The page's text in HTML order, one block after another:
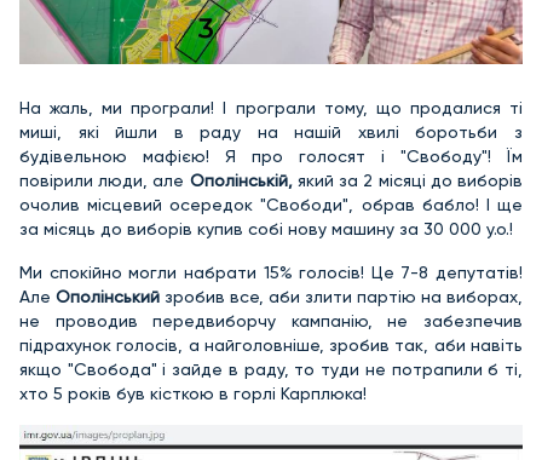
На жаль, ми програли! І програли тому, що продалися ті
миші, які йшли в раду на нашій хвилі боротьби з
будівельною мафією! Я про голосят і "Свободу"! Їм
повірили люди, але Ополінській,який за 2 місяці до виборів
очолив місцевий осередок "Свободи", обрав бабло! І ще
за місяць до виборів купив собі нову машину за 30 000 у.о.!
Ми спокійно могли набрати 15% голосів! Це 7-8 депутатів!
Але Ополінський зробив все, аби злити партію на виборах,
не проводив передвиборчу кампанію, не забезпечив
підрахунок голосів, а найголовніше, зробив так, аби навіть
якщо "Свобода" і зайде в раду, то туди не потрапили б ті,
хто 5 років був кісткою в горлі Карплюка!